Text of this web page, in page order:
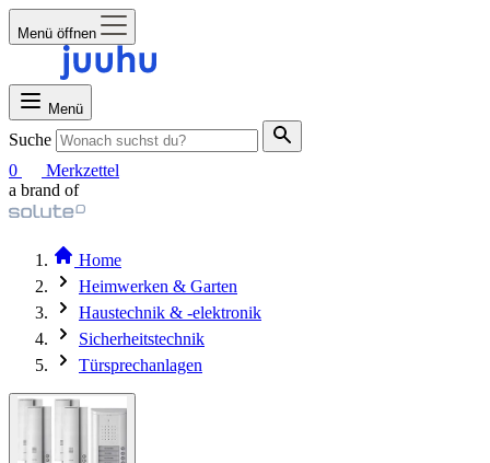
Menü öffnen
Menü
Suche
0
Merkzettel
a brand of
Home
Heimwerken & Garten
Haustechnik & -elektronik
Sicherheitstechnik
Türsprechanlagen